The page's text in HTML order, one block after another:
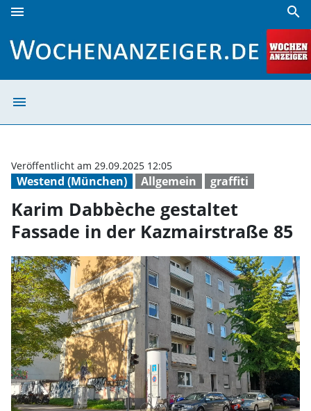
menu search
menu
Westend (München) Allgemein graffiti
Veröffentlicht am 29.09.2025 12:05
Karim Dabbèche gestaltet
Fassade in der Kazmairstraße 85